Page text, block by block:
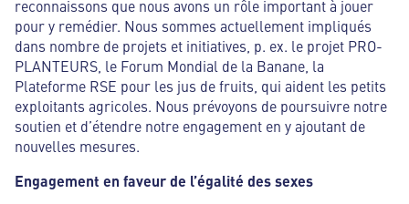
reconnaissons que nous avons un rôle important à jouer
pour y remédier. Nous sommes actuellement impliqués
dans nombre de projets et initiatives, p. ex. le projet PRO-
PLANTEURS, le Forum Mondial de la Banane, la
Plateforme RSE pour les jus de fruits, qui aident les petits
exploitants agricoles. Nous prévoyons de poursuivre notre
soutien et d’étendre notre engagement en y ajoutant de
nouvelles mesures.
Engagement en faveur de l’égalité des sexes